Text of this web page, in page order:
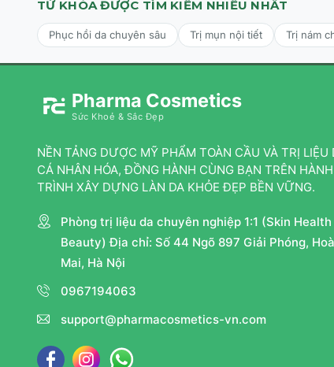
TỪ KHÓA ĐƯỢC TÌM KIẾM NHIỀU NHẤT
Phục hồi da chuyên sâu Trị mụn nội tiết Trị nám
Pharma Cosmetics
Sức Khoẻ & Sắc Đẹp
NỀN TẢNG DƯỢC MỸ PHẨM TOÀN CẦU VÀ TRỊ LIỆU
CÁ NHÂN HÓA, ĐỒNG HÀNH CÙNG BẠN TRÊN HÀNH
TRÌNH XÂY DỰNG LÀN DA KHỎE ĐẸP BỀN VỮNG.
Phòng trị liệu da chuyên nghiệp 1:1 (Skin Health
Beauty) Địa chỉ: Số 44 Ngõ 897 Giải Phóng,
Mai, Hà Nội
0967194063
support@pharmacosmetics-vn.com